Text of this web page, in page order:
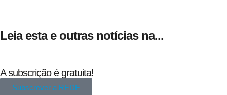
Leia esta e outras notícias na...
A subscrição é gratuita!
Subscrever a REDE